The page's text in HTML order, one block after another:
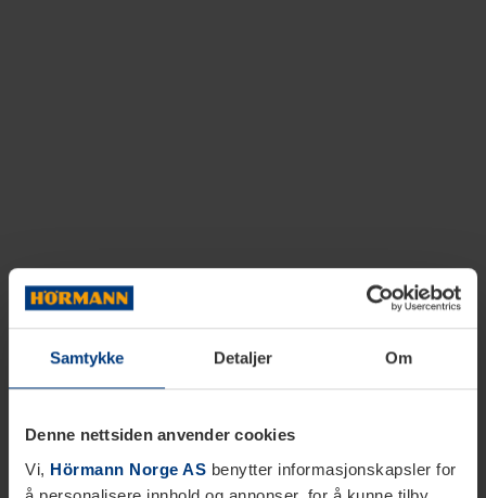
Samtykke Detaljer Om
Denne nettsiden anvender cookies
Vi, Hörmann Norge AS benytter informasjonskapsler for